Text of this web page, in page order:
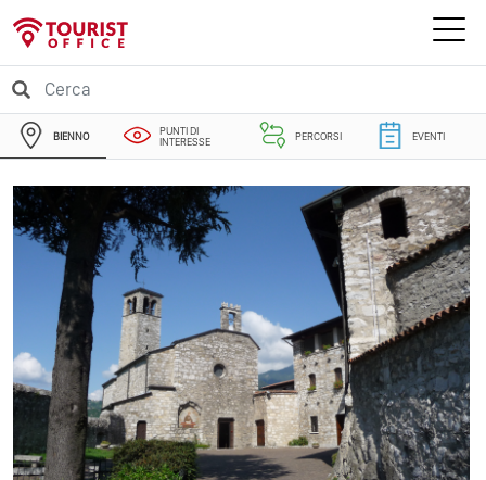
BIENNO
PUNTI DI
INTERESSE
PERCORSI EVENTI